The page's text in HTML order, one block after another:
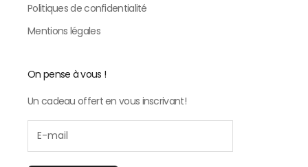
Politiques de confidentialité
Mentions légales
On pense à vous !
Un cadeau offert en vous inscrivant!